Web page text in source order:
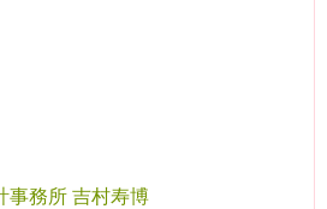
事務所 吉村寿博